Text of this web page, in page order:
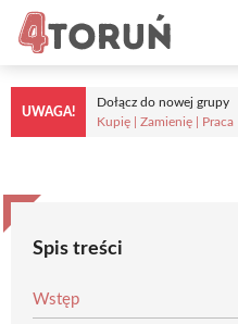
Przejdź
treści
UWAGA!
Dołącz do nowej grupy
Kupię | Zamienię | Praca
Spis treści
Wstęp